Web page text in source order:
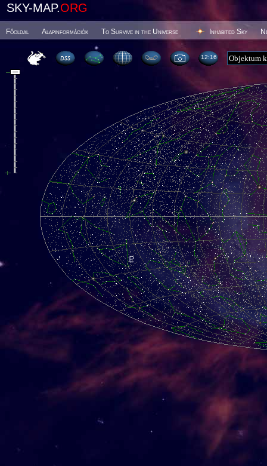
SKY-MAP.ORG
Főoldal Alapinformációk To Survive in the Universe Inhabited Sky
12 16